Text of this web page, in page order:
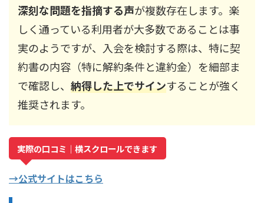
深刻な問題を指摘する声が複数存在します。楽
しく通っている利用者が大多数であることは事
実のようですが、入会を検討する際は、特に契
約書の内容（特に解約条件と違約金）を細部ま
で確認し、 納得した上でサインすることが強く
推奨されます。
実際の口コミ｜横スクロールできます
→公式サイトはこちら